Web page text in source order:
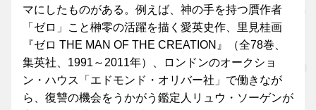
マにしたものがある。例えば、神の手を持つ贋作者
「ゼロ」こと榊零の活躍を描く愛英史作、里見桂画
『ゼロ THE MAN OF THE CREATION』（全78巻、
集英社、1991～2011年）、ロンドンのオークショ
ン・ハウス「エドモンド・オリバー社」で働きなが
ら、復讐の機会をうかがう鑑定人リュウ・ソーゲンが